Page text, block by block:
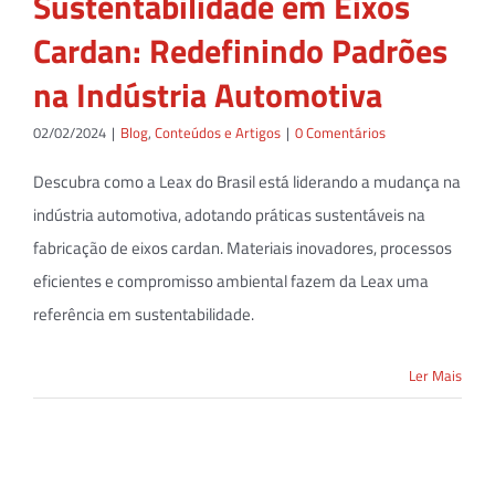
Cardan: Redefinindo Padrões
na Indústria Automotiva
02/02/2024 | Blog, Conteúdos e Artigos | 0 Comentários
Descubra como a Leax do Brasil está liderando a mudança na
indústria automotiva, adotando práticas sustentáveis na
fabricação de eixos cardan. Materiais inovadores, processos
eficientes e compromisso ambiental fazem da Leax uma
referência em sustentabilidade.
Ler Mais